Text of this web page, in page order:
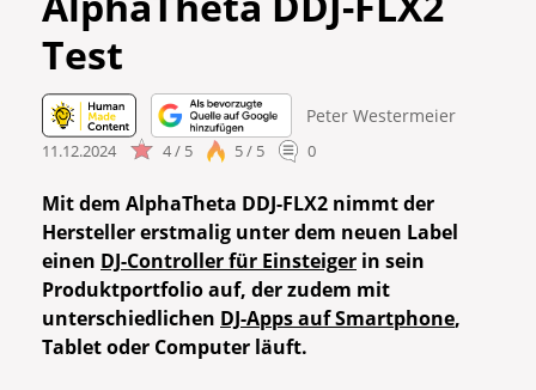
Test
Peter Westermeier
11.12.2024 4 / 5 5 / 5 0
Mit dem AlphaTheta DDJ-FLX2 nimmt der
Hersteller erstmalig unter dem neuen Label
einen DJ-Controller für Einsteiger in sein
Produktportfolio auf, der zudem mit
unterschiedlichen DJ-Apps auf Smartphone,
Tablet oder Computer läuft.